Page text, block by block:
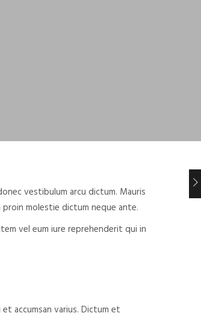
vestibulum arcu dictum. Mauris
molestie dictum neque ante.
vel eum iure reprehenderit qui in
accumsan varius. Dictum et